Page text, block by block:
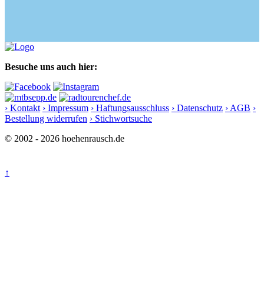
Besuche uns auch hier:
› Kontakt › Impressum › Haftungsausschluss › Datenschutz › AGB ›
Bestellung widerrufen › Stichwortsuche
© 2002 - 2026 hoehenrausch.de
↑